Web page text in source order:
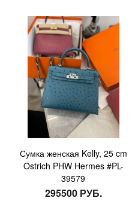
Сумка женская Kelly, 25 cm
Ostrich PHW Hermes #PL-
39579
295500 РУБ.